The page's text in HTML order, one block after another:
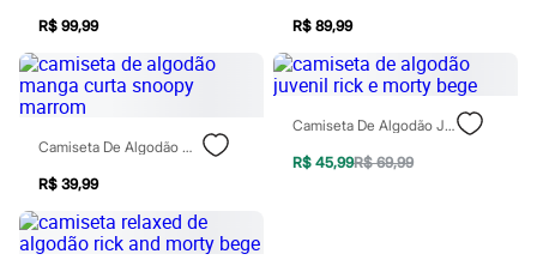
Escovas e Pentes
Finalizadores
Shampoo
Tratamento
Cuidados com o corpo
Hidratante
Protetor solar
Tratamento
Cuidados com o rosto
Esfoliante
Hidratante
R$ 99,99 R$ 89,99
Camiseta De Algodão Manga Curta Snoopy Marrom
R$ 39,99
Camiseta De Algodão Juvenil Rick E Morty Bege
R$ 45,99R$ 69,99